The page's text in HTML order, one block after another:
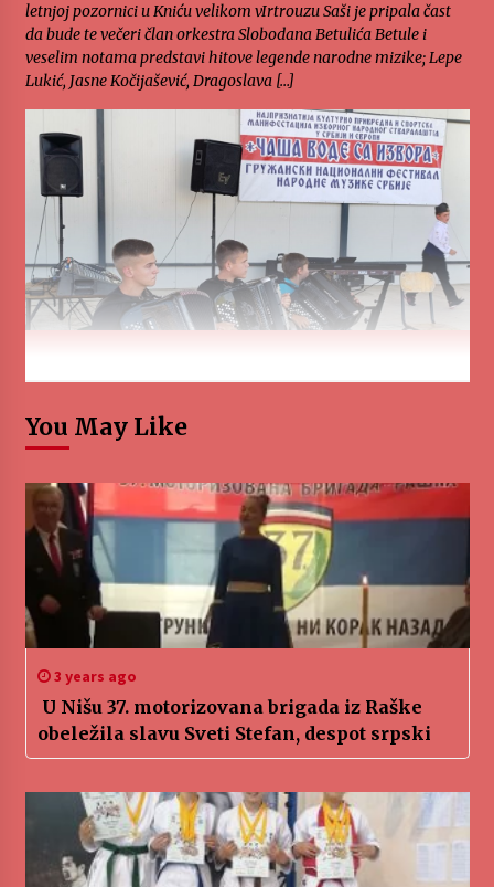
letnjoj pozornici u Kniću velikom vIrtrouzu Saši je pripala čast
da bude te večeri član orkestra Slobodana Betulića Betule i
veselim notama predstavi hitove legende narodne mizike; Lepe
Lukić, Jasne Kočijašević, Dragoslava […]
You May Like
3 years ago
U Nišu 37. motorizovana brigada iz Raške
obeležila slavu Sveti Stefan, despot srpski